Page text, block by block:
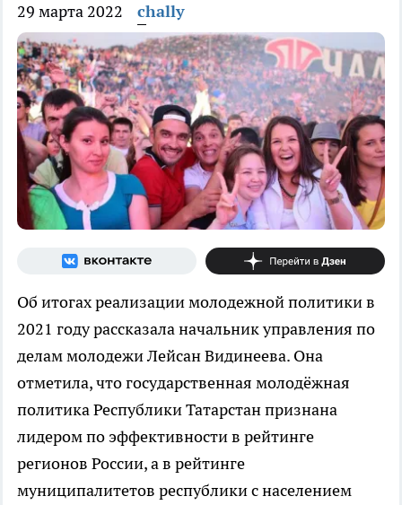
29 марта 2022 chally
Об итогах реализации молодежной политики в
2021 году рассказала начальник управления по
делам молодежи Лейсан Видинеева. Она
отметила, что государственная молодёжная
политика Республики Татарстан признана
лидером по эффективности в рейтинге
регионов России, а в рейтинге
муниципалитетов республики с населением